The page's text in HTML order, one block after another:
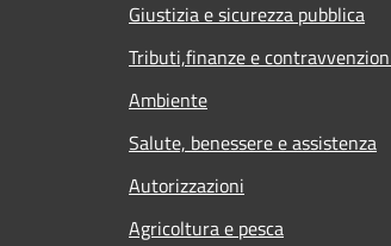
Giustizia e sicurezza pubblica
Tributi,finanze e
Ambiente
Salute, benessere e assistenza
Autorizzazioni
Agricoltura e pesca